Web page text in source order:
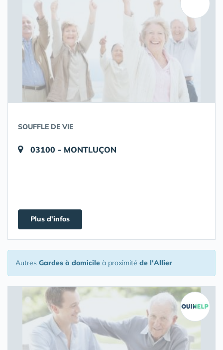
SOUFFLE DE VIE
03100 - MONTLUÇON
Plus d'infos
Autres Gardes à domicile à proximité de l'Allier